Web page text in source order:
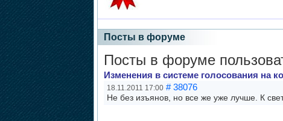
Посты в форуме
Посты в форуме
Изменения в системе голосования на
18.11.2011 17:00 # 38076
Не без изъянов, но все же уже лучше. К